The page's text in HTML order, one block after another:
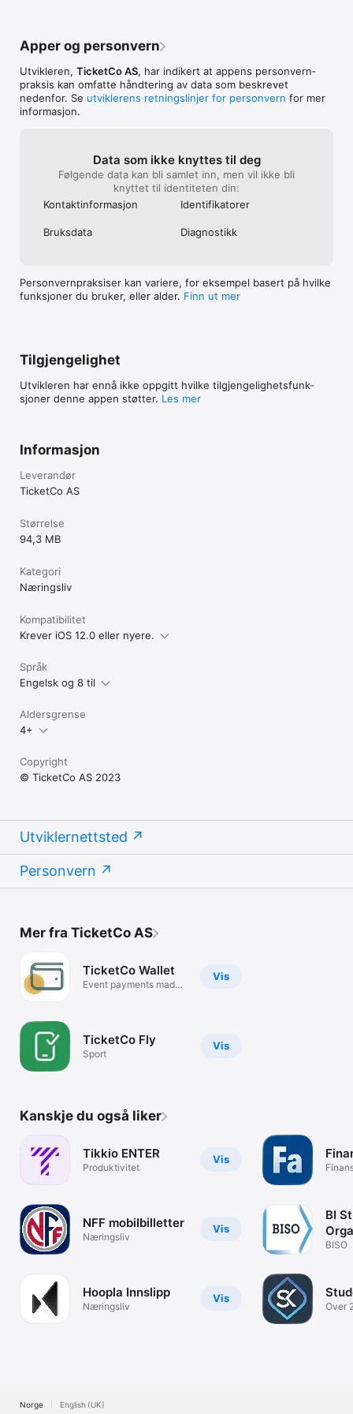
salgsrapporter i sanntid. Dette gir deg et godt grunnlag for
gode beslutninger, hvor og når som helst. Når arrangementet
er i gang kan du også fortløpende følge med på
innsjekkingsstatuser og vareuttak.
Apper og personvern
Utvikleren, TicketCo AS, har indikert at appens personvern­
praksis kan omfatte håndtering av data som beskrevet
nedenfor. Se utviklerens retningslinjer for personvern for mer
informasjon.
Data som ikke knyttes til deg
Følgende data kan bli samlet inn, men vil ikke bli
knyttet til identiteten din:
Kontakt­informasjon
Identifika­torer
Bruksdata Diagnostikk
Personvern­praksiser kan variere, for eksempel basert på hvilke
funksjoner du bruker, eller alder. Finn ut mer
Tilgjengelighet
Utvikleren har ennå ikke oppgitt hvilke tilgjengelig­hets­funk­
sjoner denne appen støtter. Les mer
Informasjon
Leverandør
TicketCo AS
Størrelse
94,3 MB
Kategori
Næringsliv
Kompatibilitet
Krever iOS 12.0 eller nyere.
Språk
Engelsk og 8 til
Aldersgrense
4+
Copyright
© TicketCo AS 2023
Utviklernettsted
Personvern
Mer fra TicketCo AS
Vis
TicketCo Wallet
Event payments made
Vis
TicketCo Fly
Sport
Kanskje du også liker
Vis
Tikkio ENTER
Produktivitet
Vis
NFF mobilbilletter
Næringsliv
Vis
Hoopla Innslipp
Næringsliv
BI
BISO
Over
Norge English (UK)